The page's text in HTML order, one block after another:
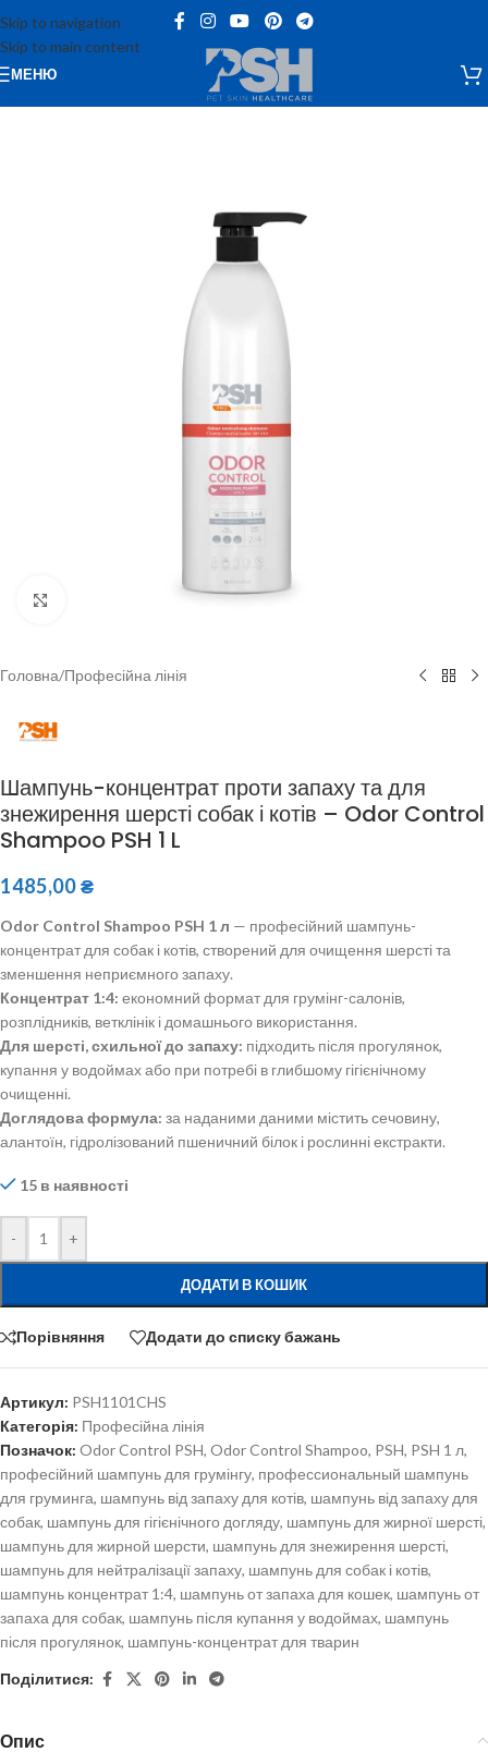
Skip to navigation
Skip to main content
МЕНЮ
Клацніть, щоб збільшити
Головна/Професійна лінія
Шампунь-концентрат проти запаху та для
знежирення шерсті собак і котів – Odor Control
Shampoo PSH 1 L
1485,00₴
Odor Control Shampoo PSH 1 л — професійний шампунь-
концентрат для собак і котів, створений для очищення шерсті та
зменшення неприємного запаху.
Концентрат 1:4: економний формат для грумінг-салонів,
розплідників, ветклінік і домашнього використання.
Для шерсті, схильної до запаху: підходить після прогулянок,
купання у водоймах або при потребі в глибшому гігієнічному
очищенні.
Доглядова формула: за наданими даними містить сечовину,
алантоїн, гідролізований пшеничний білок і рослинні екстракти.
15 в наявності
- +
ДОДАТИ В КОШИК
Порівняння Додати до списку бажань
Артикул: PSH1101CHS
Категорія: Професійна лінія
Позначок: Odor Control PSH, Odor Control Shampoo, PSH, PSH 1 л,
професійний шампунь для грумінгу, профессиональный шампунь
для груминга, шампунь від запаху для котів, шампунь від запаху для
собак, шампунь для гігієнічного догляду, шампунь для жирної шерсті,
шампунь для жирной шерсти, шампунь для знежирення шерсті,
шампунь для нейтралізації запаху, шампунь для собак і котів,
шампунь концентрат 1:4, шампунь от запаха для кошек, шампунь от
запаха для собак, шампунь після купання у водоймах, шампунь
після прогулянок, шампунь-концентрат для тварин
Поділитися:
Опис